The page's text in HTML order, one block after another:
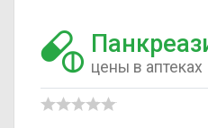
цены в аптеках